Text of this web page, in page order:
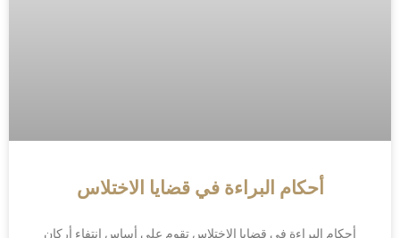
أحكام البراءة في قضايا الاختلاس
أحكام البراءة في قضايا الاختلاس تقوم على أساس انتفاء أركان